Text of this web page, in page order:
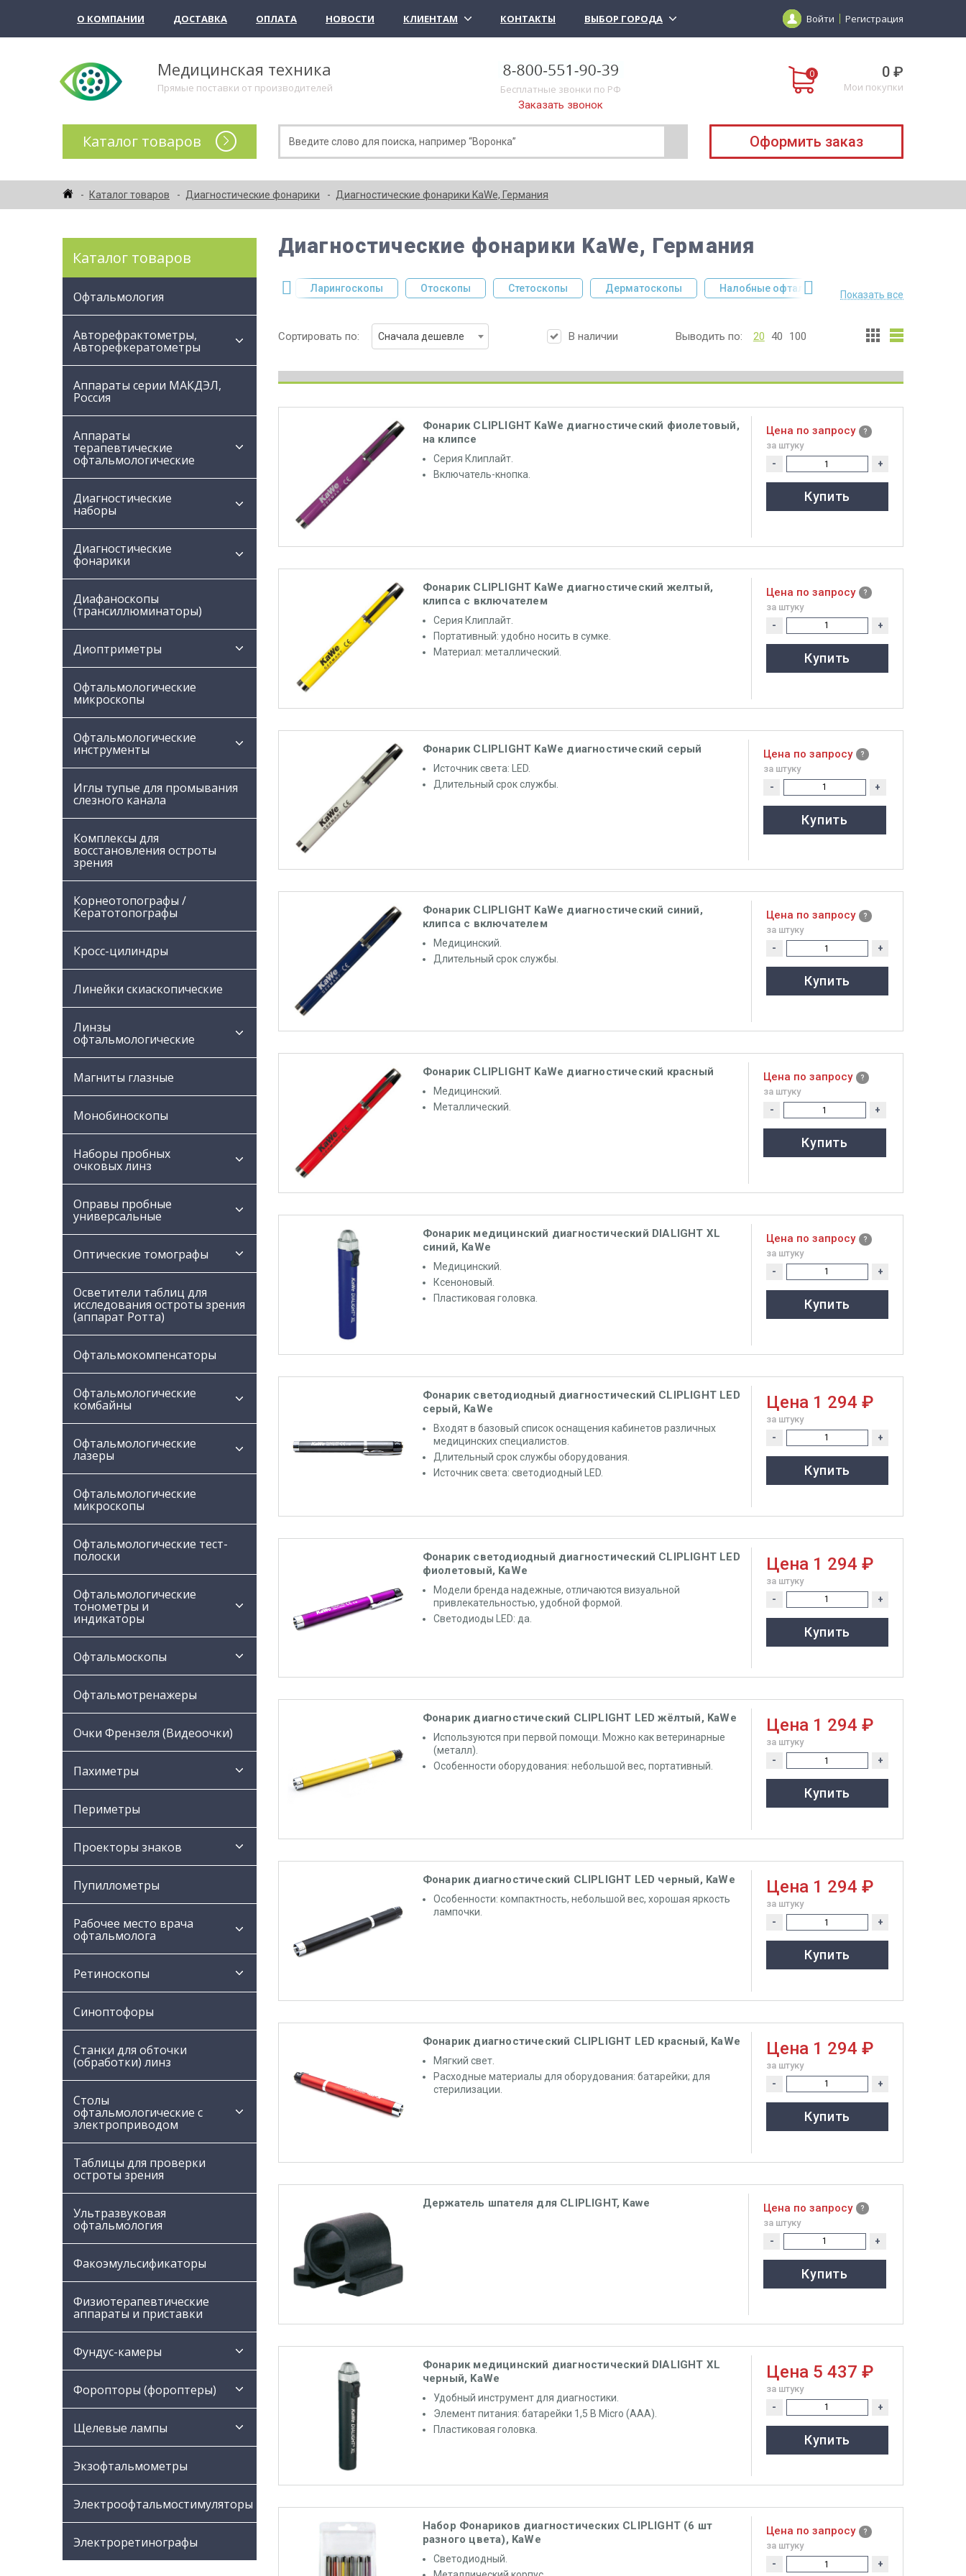
О КОМПАНИИ ДОСТАВКА ОПЛАТА НОВОСТИ КЛИЕНТАМ КОНТАКТЫ ВЫБОР ГОРОДА Войти Регистрация
Медицинская техника
Прямые поставки от производителей
Бесплатные звонки по РФ
Заказать звонок
0 ₽
Мои покупки
Каталог товаров Оформить заказ
Каталог товаров Диагностические фонарики Диагностические фонарики KaWe, Германия
Каталог товаров
Офтальмология
Авторефрактометры,
Авторефкератометры
Аппараты серии МАКДЭЛ,
Россия
Аппараты
терапевтические
офтальмологические
Диагностические
наборы
Диагностические
фонарики
Диафаноскопы
(трансиллюминаторы)
Диоптриметры
Офтальмологические
микроскопы
Офтальмологические
инструменты
Иглы тупые для промывания
слезного канала
Комплексы для
восстановления остроты
зрения
Корнеотопографы /
Кератотопографы
Кросс-цилиндры
Линейки скиаскопические
Линзы
офтальмологические
Магниты глазные
Монобиноскопы
Наборы пробных
очковых линз
Оправы пробные
универсальные
Оптические томографы
Осветители таблиц для
исследования остроты зрения
(аппарат Ротта)
Офтальмокомпенсаторы
Офтальмологические
комбайны
Офтальмологические
лазеры
Офтальмологические
микроскопы
Офтальмологические тест-
полоски
Офтальмологические
тонометры и
индикаторы
Офтальмоскопы
Офтальмотренажеры
Очки Френзеля (Видеоочки)
Пахиметры
Периметры
Проекторы знаков
Пупиллометры
Рабочее место врача
офтальмолога
Ретиноскопы
Синоптофоры
Станки для обточки
(обработки) линз
Столы
офтальмологические с
электроприводом
Таблицы для проверки
остроты зрения
Ультразвуковая
офтальмология
Факоэмульсификаторы
Физиотерапевтические
аппараты и приставки
Фундус-камеры
Форопторы (фороптеры)
Щелевые лампы
Экзофтальмометры
Электроофтальмостимуляторы
Электроретинографы
Диагностические фонарики KaWe, Германия
Ларингоскопы Отоскопы Стетоскопы Дерматоскопы Налобные офтальмоскопы
Показать все
Сортировать по: Сначала дешевле В наличии Выводить по: 20 40 100
Фонарик CLIPLIGHT KaWe диагностический фиолетовый,
на клипсе
Серия Клиплайт.
Включатель-кнопка.
Цена по запросу
за штуку
- +
Купить
Фонарик CLIPLIGHT KaWe диагностический желтый,
клипса с включателем
Серия Клиплайт.
Портативный: удобно носить в сумке.
Материал: металлический.
Цена по запросу
за штуку
- +
Купить
Фонарик CLIPLIGHT KaWe диагностический серый
Источник света: LED.
Длительный срок службы.
Цена по запросу
за штуку
- +
Купить
Фонарик CLIPLIGHT KaWe диагностический синий,
клипса с включателем
Медицинский.
Длительный срок службы.
Цена по запросу
за штуку
- +
Купить
Фонарик CLIPLIGHT KaWe диагностический красный
Медицинский.
Металлический.
Цена по запросу
за штуку
- +
Купить
Фонарик медицинский диагностический DIALIGHT XL
синий, KaWe
Медицинский.
Ксеноновый.
Пластиковая головка.
Цена по запросу
за штуку
- +
Купить
Фонарик светодиодный диагностический CLIPLIGHT LED
серый, KaWe
Входят в базовый список оснащения кабинетов различных
медицинских специалистов.
Длительный срок службы оборудования.
Источник света: светодиодный LED.
Цена 1 294 ₽
за штуку
- +
Купить
Фонарик светодиодный диагностический CLIPLIGHT LED
фиолетовый, KaWe
Модели бренда надежные, отличаются визуальной
привлекательностью, удобной формой.
Светодиоды LED: да.
Цена 1 294 ₽
за штуку
- +
Купить
Фонарик диагностический CLIPLIGHT LED жёлтый, KaWe
Используются при первой помощи. Можно как ветеринарные
(металл).
Особенности оборудования: небольшой вес, портативный.
Цена 1 294 ₽
за штуку
- +
Купить
Фонарик диагностический CLIPLIGHT LED черный, KaWe
Особенности: компактность, небольшой вес, хорошая яркость
лампочки.
Цена 1 294 ₽
за штуку
- +
Купить
Фонарик диагностический CLIPLIGHT LED красный, KaWe
Мягкий свет.
Расходные материалы для оборудования: батарейки; для
стерилизации.
Цена 1 294 ₽
за штуку
- +
Купить
Держатель шпателя для CLIPLIGHT, Kawe Цена по запросу
за штуку
- +
Купить
Фонарик медицинский диагностический DIALIGHT XL
черный, KaWe
Удобный инструмент для диагностики.
Элемент питания: батарейки 1,5 В Micro (ААА).
Пластиковая головка.
Цена 5 437 ₽
за штуку
- +
Купить
Набор Фонариков диагностических CLIPLIGHT (6 шт
разного цвета), KaWe
Светодиодный.
Цена по запросу
за штуку
- +